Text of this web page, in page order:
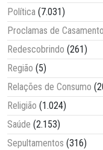
Política (7.031)
Proclamas de
Redescobrindo (261)
Região (5)
Relações de Consumo
Religião (1.024)
Saúde (2.153)
Sepultamentos (316)